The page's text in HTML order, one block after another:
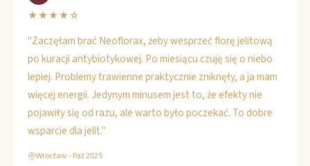
★★★★☆
"Zaczęłam brać Neoflorax, żeby wesprzeć florę jelitową
po kuracji antybiotykowej. Po miesiącu czuję się o niebo
lepiej. Problemy trawienne praktycznie zniknęły, a ja mam
więcej energii. Jedynym minusem jest to, że efekty nie
pojawiły się od razu, ale warto było poczekać. To dobre
wsparcie dla jelit."
Wrocław - Paź 2025